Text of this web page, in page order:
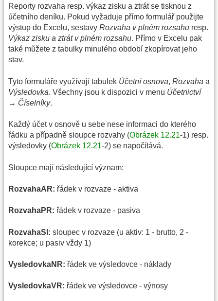
Reporty rozvaha resp. výkaz zisku a ztrát se tisknou z
účetního deníku. Pokud vyžaduje přímo formulář použijte
výstup do Excelu, sestavy Rozvaha v plném rozsahu resp.
Výkaz zisku a ztrát v plném rozsahu. Přímo v Excelu pak
také můžete z tabulky minulého období zkopírovat jeho
stav.
Tyto formuláře využívají tabulek Účetní osnova, Rozvaha a
Výsledovka. Všechny jsou k dispozici v menu Účetnictví
→ Číselníky.
Každý účet v osnově u sebe nese informaci do kterého
řádku a případně sloupce rozvahy (Obrázek 12.21-1) resp.
výsledovky (Obrázek 12.21-2) se napočítává.
Sloupce mají následující význam:
RozvahaAR: řádek v rozvaze - aktiva
RozvahaPR: řádek v rozvaze - pasiva
RozvahaSl: sloupec v rozvaze (u aktiv: 1 - brutto, 2 -
korekce; u pasiv vždy 1)
VysledovkaNR: řádek ve výsledovce - náklady
VysledovkaVR: řádek ve výsledovce - výnosy